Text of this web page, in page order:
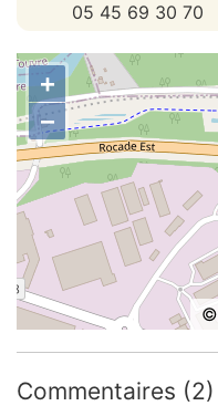
05 45 69 30 70
+
−
©
Commentaires (2)